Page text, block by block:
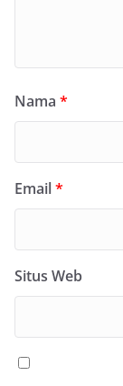
Nama *
Email*
Situs Web